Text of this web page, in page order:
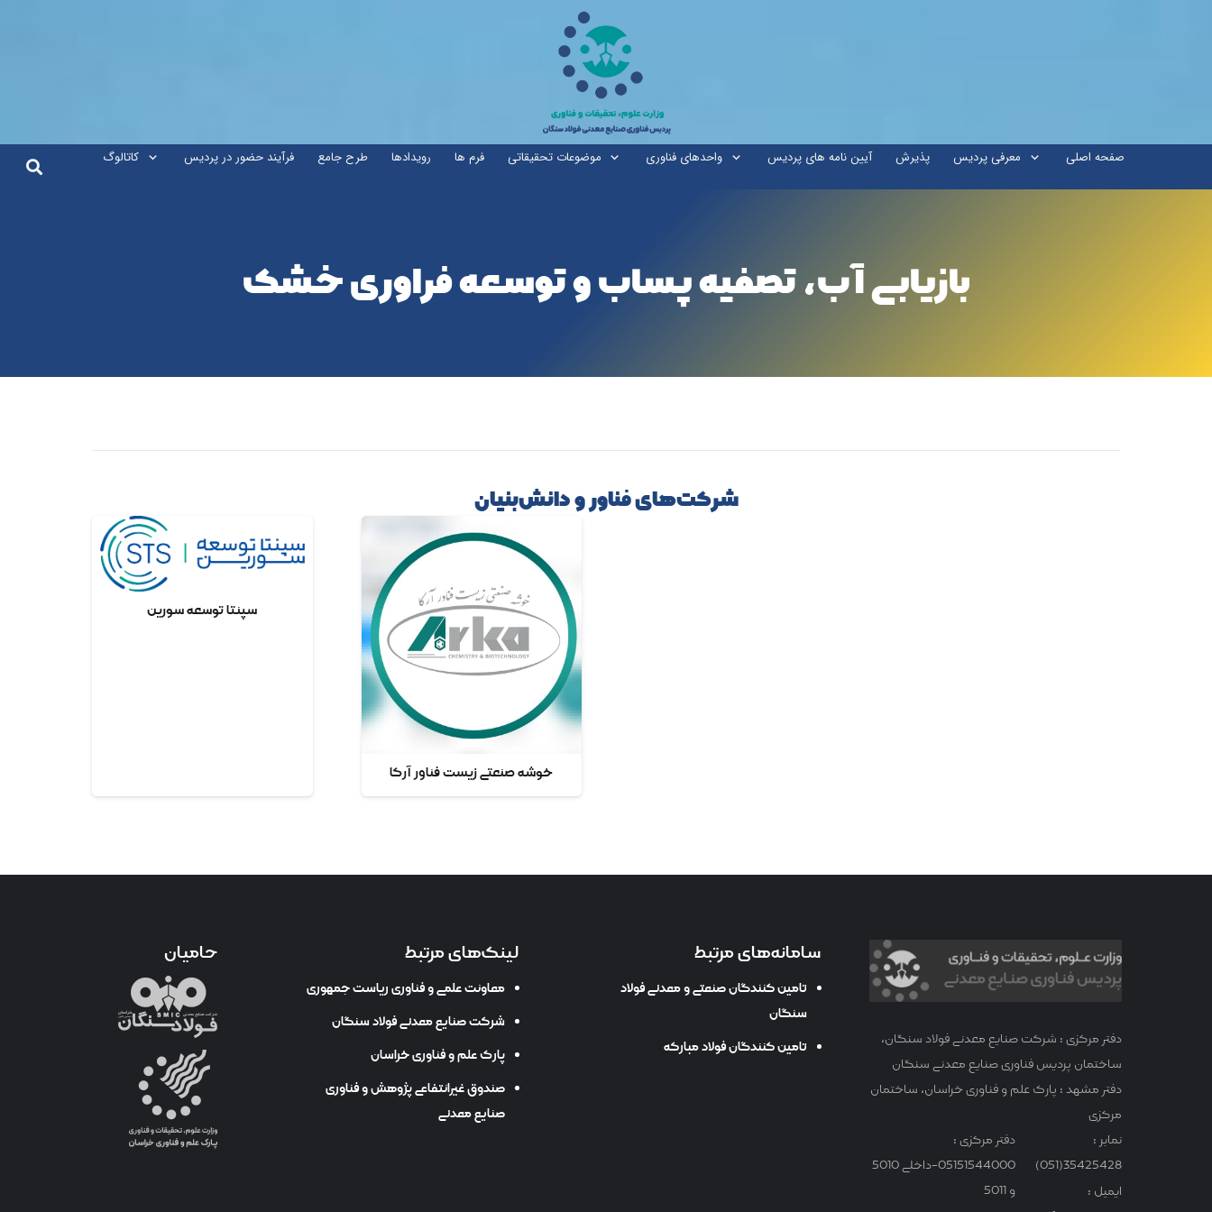
کاتالوگ فرآیند حضور در پردیس طرح جامع رویدادها فرم ها موضوعات تحقیقاتی واحدهای فناوری آیین نامه های پردیس پذیرش معرفی پردیس صفحه اصلی
بازیابی آب، تصفیه پساب و توسعه فراوری خشک
شرکت‌های فناور و دانش‌بنیان
سپنتا توسعه سورین
خوشه صنعتی زیست فناور آرکا
حامیان لینک‌های مرتبط
معاونت علمی و فناوری ریاست جمهوری
شرکت صنایع معدنی فولاد سنگان
پارک علم و فناوری خراسان
صندوق غیرانتفاعی پژوهش و فناوری
صنایع معدنی
سامانه‌های مرتبط
تامین کنندگان صنعتی و معدنی فولاد
سنگان
تامین کنندگان فولاد مبارکه
دفتر مرکزی : شرکت صنایع معدنی فولاد سنگان،
ساختمان پردیس فناوری صنایع معدنی سنگان
دفتر مشهد : پارک علم و فناوری خراسان، ساختمان
مرکزی
دفتر مرکزی :
05151544000-داخلی 5010
و 5011
نمابر :
35425428(051)
ایمیل :